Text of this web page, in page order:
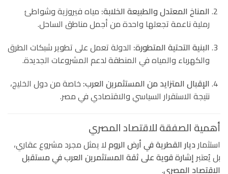
المناخ المعتدل والطبيعة الخلابة: مياه فيروزية وشواطئ
رملية ناعمة تجعلها واحدة من أجمل مناطق الساحل.
البنية التحتية المتطورة: الدولة تعمل على تطوير شبكات الطرق
والكهرباء والمياه في المنطقة لدعم المشروعات الجديدة.
الإقبال المتزايد من المستثمرين العرب: خاصة من دول الخليج،
نتيجة الاستقرار السياسي والاقتصادي في مصر.
أهمية الصفقة للاقتصاد المصري
استثمارديار القطرية في أرض الروملا يمثل مجرد مشروع عقاري،
بل يُعتبرإشارة قوية على ثقة المستثمرين العرب في مستقبل
الاقتصاد المصري.